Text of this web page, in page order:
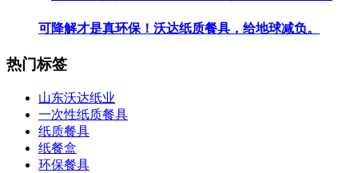
可降解才是真环保！沃达纸质餐具，给地球减负。
热门标签
山东沃达纸业
一次性纸质餐具
纸质餐具
纸餐盒
环保餐具